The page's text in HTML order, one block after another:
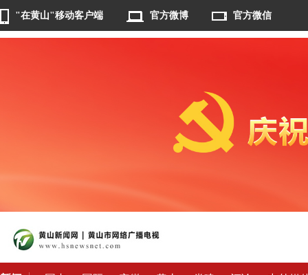
"在黄山"移动客户端 官方微博 官方微信